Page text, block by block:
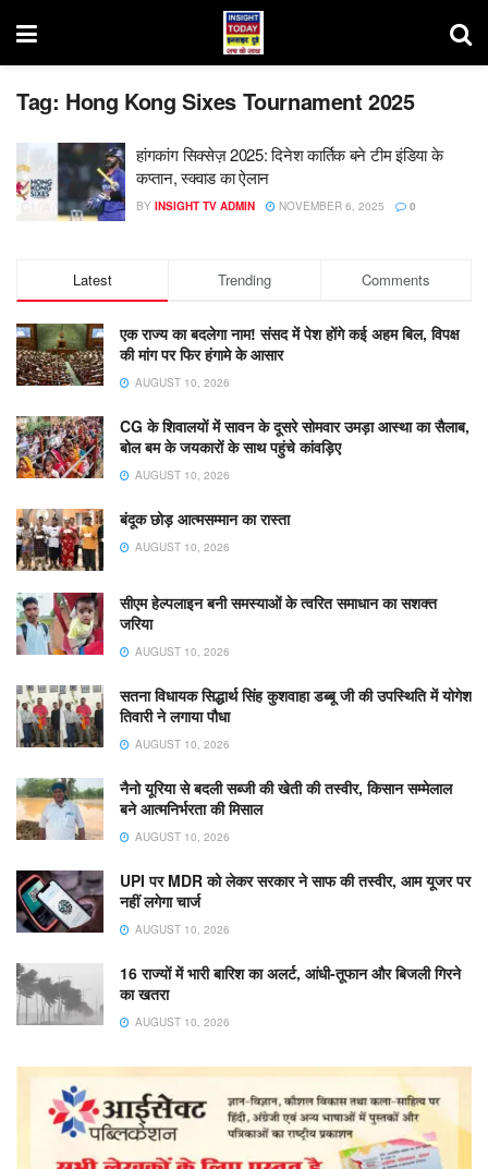
Tag: Hong Kong Sixes Tournament 2025
हांगकांग सिक्सेज़ 2025: दिनेश कार्तिक बने टीम इंडिया के
कप्तान, स्क्वाड का ऐलान
BY INSIGHT TV ADMIN NOVEMBER 6, 2025 0
Latest Trending Comments
एक राज्य का बदलेगा नाम! संसद में पेश होंगे कई अहम बिल, विपक्ष
की मांग पर फिर हंगामे के आसार
AUGUST 10, 2026
CG के शिवालयों में सावन के दूसरे सोमवार उमड़ा आस्था का सैलाब,
बोल बम के जयकारों के साथ पहुंचे कांवड़िए
AUGUST 10, 2026
​बंदूक छोड़ आत्मसम्मान का रास्ता
AUGUST 10, 2026
सीएम हेल्पलाइन बनी समस्याओं के त्वरित समाधान का सशक्त
जरिया
AUGUST 10, 2026
सतना विधायक सिद्धार्थ सिंह कुशवाहा डब्बू जी की उपस्थिति में योगेश
तिवारी ने लगाया पौधा
AUGUST 10, 2026
नैनो यूरिया से बदली सब्जी की खेती की तस्वीर, किसान सम्मेलाल
बने आत्मनिर्भरता की मिसाल
AUGUST 10, 2026
UPI पर MDR को लेकर सरकार ने साफ की तस्वीर, आम यूजर पर
नहीं लगेगा चार्ज
AUGUST 10, 2026
16 राज्यों में भारी बारिश का अलर्ट, आंधी-तूफान और बिजली गिरने
का खतरा
AUGUST 10, 2026